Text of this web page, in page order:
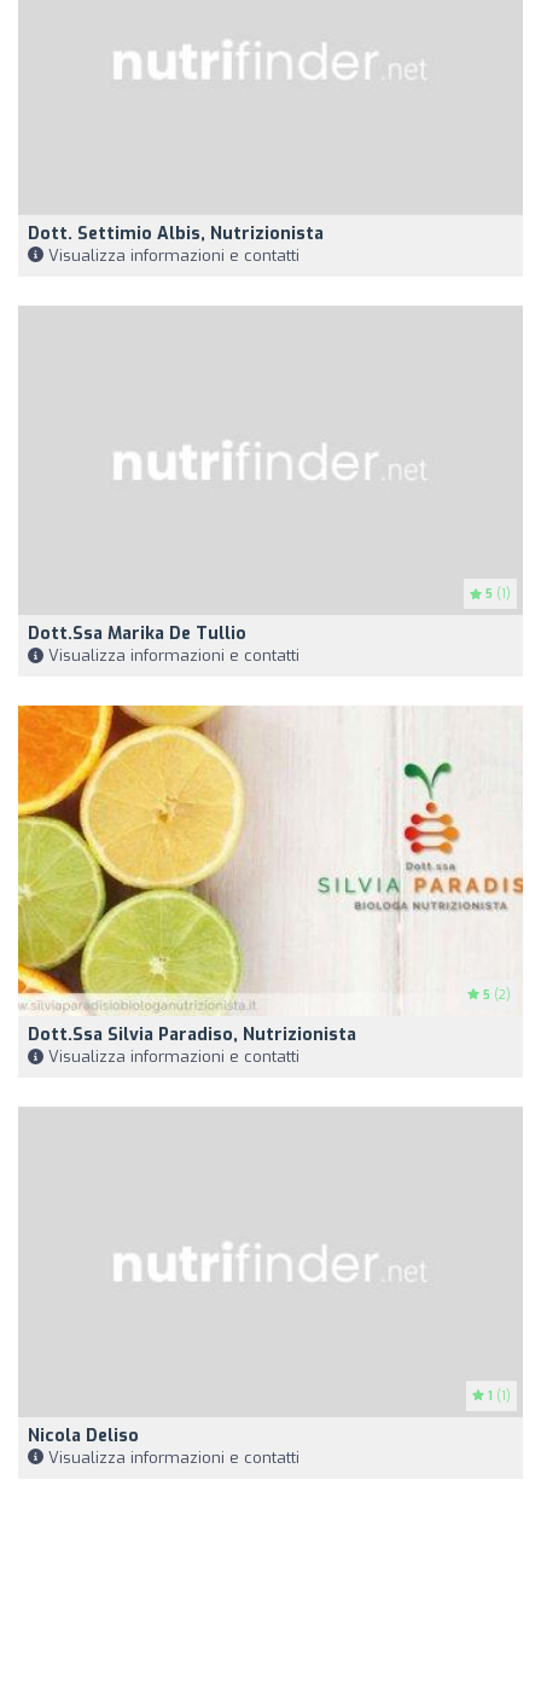
Dott. Settimio Albis, Nutrizionista
Visualizza informazioni e contatti
5 (1)
Dott.ssa Marika De Tullio
Visualizza informazioni e contatti
5 (2)
Dott.ssa Silvia Paradiso, Nutrizionista
Visualizza informazioni e contatti
1 (1)
Nicola Deliso
Visualizza informazioni e contatti